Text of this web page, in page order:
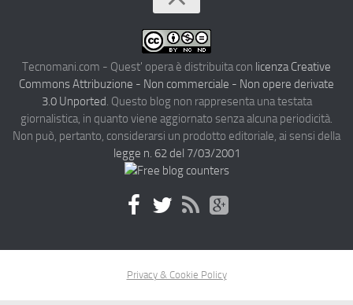
Tecnomani.com - Quest' opera è distribuita con licenza Creative
Commons Attribuzione - Non commerciale - Non opere derivate
3.0 Unported. Questo blog non rappresenta una testata
giornalistica, in quanto viene aggiornato senza alcuna periodicità.
Non può, pertanto, considerarsi un prodotto editoriale, ai sensi della
legge n. 62 del 7/03/2001
Privacy & Cookie Policy